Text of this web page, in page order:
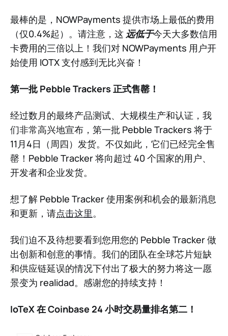
最棒的是，NOWPayments 提供市场上最低的费用
（仅0.4%起）。请注意，这远低于今天大多数信用
卡费用的三倍以上！我们对 NOWPayments 用户开
始使用 IOTX 支付感到无比兴奋！
第一批 Pebble Trackers 正式售罄！
经过数月的最终产品测试、大规模生产和认证，我
们非常高兴地宣布，第一批 Pebble Trackers 将于
11月4日（周四）发货。不仅如此，它们已经完全售
罄！Pebble Tracker 将向超过 40 个国家的用户、
开发者和企业发货。
想了解 Pebble Tracker 使用案例和机会的最新消息
和更新，请点击这里。
我们迫不及待想要看到您用您的 Pebble Tracker 做
出创新和创意的事情。我们的团队在全球芯片短缺
和供应链延误的情况下付出了极大的努力将这一愿
景变为 realidad。感谢您的持续支持！
IoTeX 在 Coinbase 24 小时交易量排名第二！